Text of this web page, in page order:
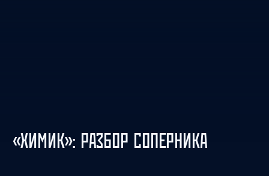
«ХИМИК»: РАЗБОР СОПЕРНИКА